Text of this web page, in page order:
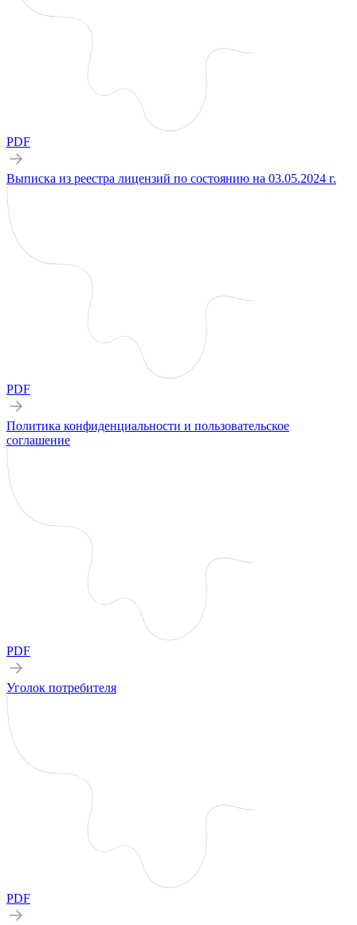
PDF
Выписка из реестра лицензий по состоянию на 03.05.2024 г.
PDF
Политика конфиденциальности и пользовательское
соглашение
PDF
Уголок потребителя
PDF